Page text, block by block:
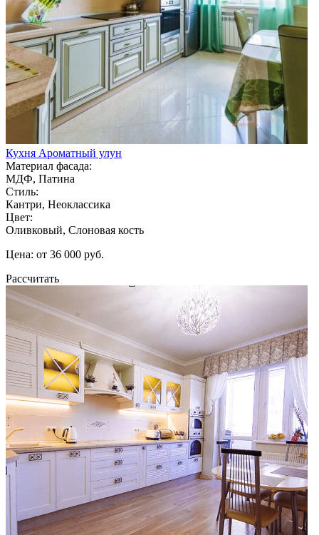
Кухня Ароматный улун
Материал фасада:
МДФ, Патина
Стиль:
Кантри, Неоклассика
Цвет:
Оливковый, Слоновая кость
Цена: от 36 000 руб.
Рассчитать